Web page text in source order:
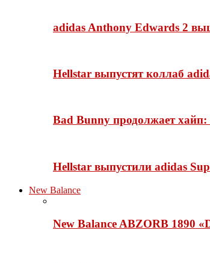
adidas Anthony Edwards 2
Hellstar выпустят коллаб
Bad Bunny продолжает
Hellstar выпустили adidas
New Balance
New Balance ABZORB 1890